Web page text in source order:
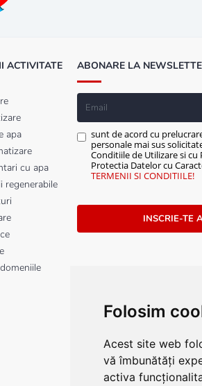
Folosim
Acest site web
vă îmbunătăți
activa
ACTIVITATE
apa
cu apa
regenerabile
ABONARE LA
sunt de acord cu
personale mai sus
Conditiile de Utilizare si cu
Protectia Datelor cu
TERMENII SI CONDITIILE!
INSCRIE-TE